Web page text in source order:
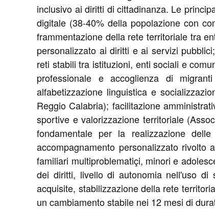
inclusivo ai diritti di cittadinanza. Le
digitale (38-40% della popolazione con
frammentazione della rete territoriale tra
personalizzato ai diritti e ai servizi
reti stabili tra istituzioni, enti sociali e
professionale e accoglienza di
alfabetizzazione linguistica e
Reggio Calabria); facilitazione
sportive e valorizzazione territoriale
fondamentale per la realizzazione
accompagnamento personalizzato
familiari multiproblematiçi, minori e
dei diritti, livello di autonomia nell'uso di
acquisite, stabilizzazione della rete
un cambiamento stabile nei 12 mesi di